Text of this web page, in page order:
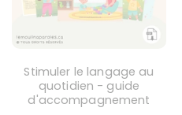
Stimuler le langage au
quotidien - guide
d'accompagnement